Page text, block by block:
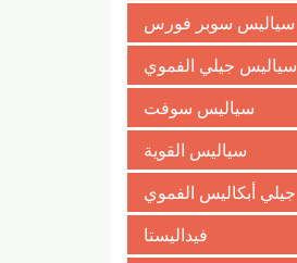
سياليس سوبر فورس
سياليس جيلي الفموي
سياليس سوفت
سياليس القوية
جيلي أبكاليس الفموي
فيداليستا